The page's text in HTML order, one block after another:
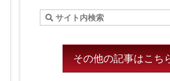
その他の記事はこち